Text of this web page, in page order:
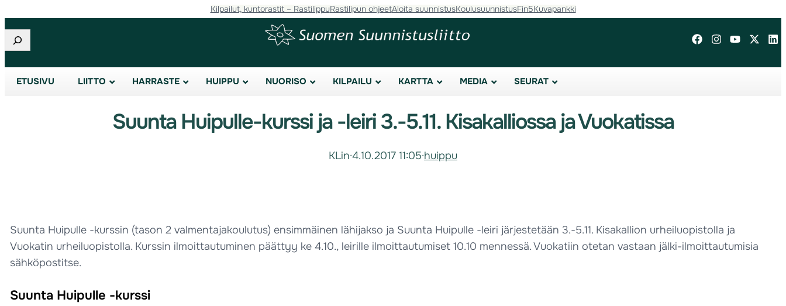
Kilpailut, kuntorastit – RastilippuRastilipun ohjeetAloita suunnistusKoulusuunnistusFin5Kuvapankki
Etsi
ETUSIVU LIITTO HARRASTE HUIPPU NUORISO KILPAILU KARTTA MEDIA SEURAT
Suunta Huipulle-kurssi ja -leiri 3.-5.11. Kisakalliossa ja Vuokatissa
KLin·4.10.2017 11:05·huippu
Suunta Huipulle -kurssin (tason 2 valmentajakoulutus) ensimmäinen lähijakso ja Suunta Huipulle -leiri järjestetään 3.-5.11. Kisakallion urheiluopistolla ja
Vuokatin urheiluopistolla. Kurssin ilmoittautuminen päättyy ke 4.10., leirille ilmoittautumiset 10.10 mennessä. Vuokatiin otetan vastaan jälki-ilmoittautumisia
sähköpostitse.
Suunta Huipulle -kurssi